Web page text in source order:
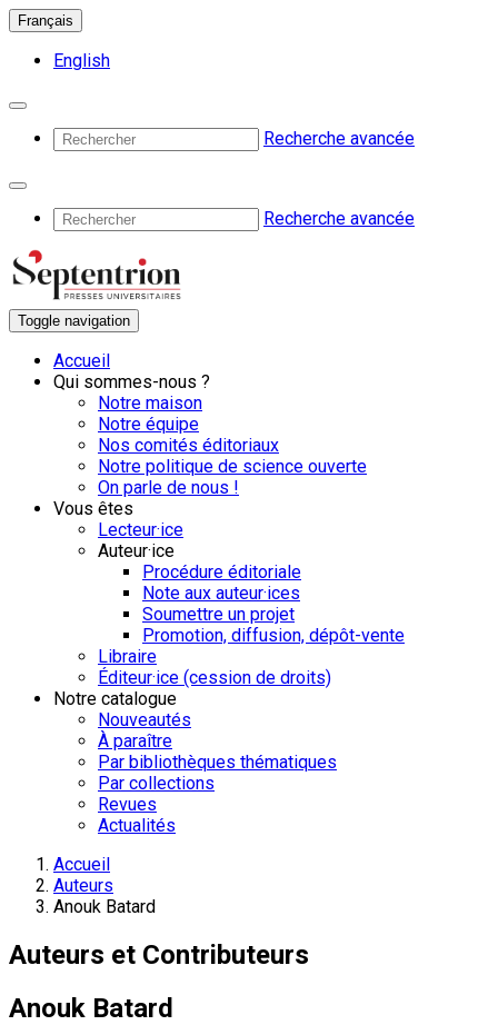
Français
English
Recherche avancée
Recherche avancée
Toggle navigation
Accueil
Qui sommes-nous ?
Notre maison
Notre équipe
Nos comités éditoriaux
Notre politique de science ouverte
On parle de nous !
Vous êtes
Lecteur·ice
Auteur·ice
Procédure éditoriale
Note aux auteur·ices
Soumettre un projet
Promotion, diffusion, dépôt-vente
Libraire
Éditeur·ice (cession de droits)
Notre catalogue
Nouveautés
À paraître
Par bibliothèques thématiques
Par collections
Revues
Actualités
Accueil
Auteurs
Anouk Batard
Auteurs et Contributeurs
Anouk Batard